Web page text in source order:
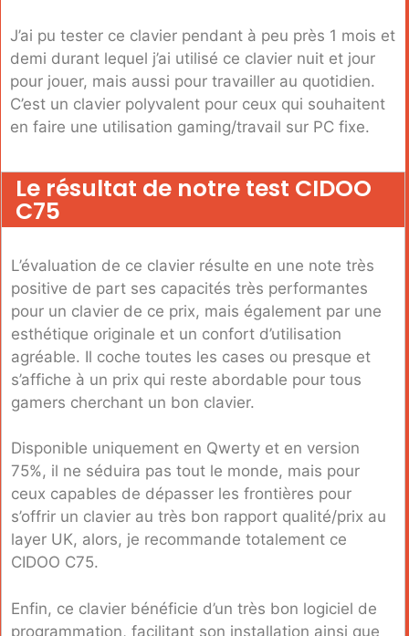
J’ai pu tester ce clavier pendant à peu près 1 mois et
demi durant lequel j’ai utilisé ce clavier nuit et jour
pour jouer, mais aussi pour travailler au quotidien.
C’est un clavier polyvalent pour ceux qui souhaitent
en faire une utilisation gaming/travail sur PC fixe.
Le résultat de notre test CIDOO
C75
L’évaluation de ce clavier résulte en une note très
positive de part ses capacités très performantes
pour un clavier de ce prix, mais également par une
esthétique originale et un confort d’utilisation
agréable. Il coche toutes les cases ou presque et
s’affiche à un prix qui reste abordable pour tous
gamers cherchant un bon clavier.
Disponible uniquement en Qwerty et en version
75%, il ne séduira pas tout le monde, mais pour
ceux capables de dépasser les frontières pour
s’offrir un clavier au très bon rapport qualité/prix au
layer UK, alors, je recommande totalement ce
CIDOO C75.
Enfin, ce clavier bénéficie d’un très bon logiciel de
programmation, facilitant son installation ainsi que